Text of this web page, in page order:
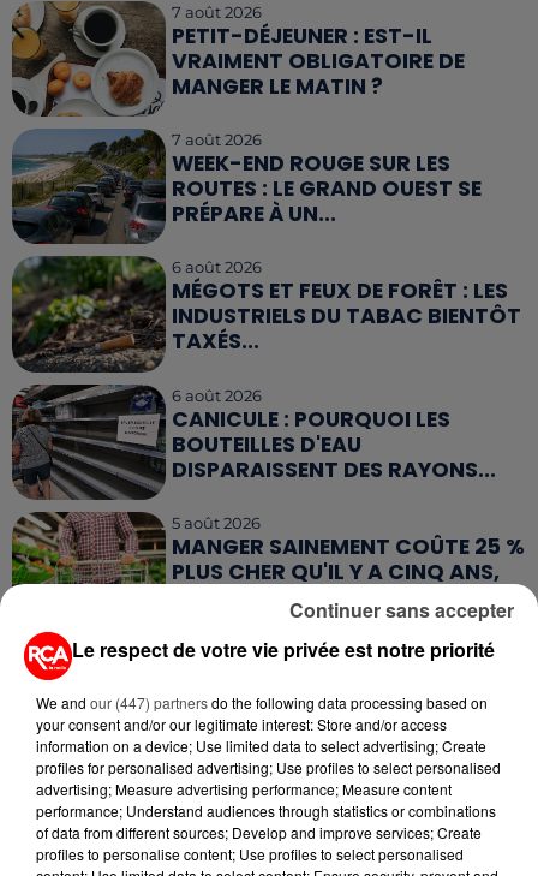
7 août 2026
PETIT-DÉJEUNER : EST-IL
VRAIMENT OBLIGATOIRE DE
MANGER LE MATIN ?
7 août 2026
WEEK-END ROUGE SUR LES
ROUTES : LE GRAND OUEST SE
PRÉPARE À UN...
6 août 2026
MÉGOTS ET FEUX DE FORÊT : LES
INDUSTRIELS DU TABAC BIENTÔT
TAXÉS...
6 août 2026
CANICULE : POURQUOI LES
BOUTEILLES D'EAU
DISPARAISSENT DES RAYONS...
5 août 2026
MANGER SAINEMENT COÛTE 25 %
PLUS CHER QU'IL Y A CINQ ANS,
ALERTE L’ONU
5 août 2026
OFFRENT LE MEILLEUR RAPPORT...
RETROUVEZ TOUTE L'ACTU DE LA RÉGION ET
Le respect de votre vie privée est notre priorité
We and our (447) partnersdo the following data processing based on
your consent and/or our legitimate interest: Store and/or access
information on a device; Use limited data to select advertising; Create
profiles for personalised advertising; Use profiles to select personalised
advertising; Measure advertising performance; Measure content
performance; Understand audiences through statistics or combinations
of data from different sources; Develop and improve services; Create
profiles to personalise content; Use profiles to select personalised
Continuer sans accepter